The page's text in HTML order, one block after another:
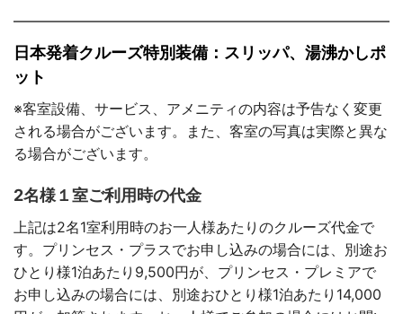
日本発着クルーズ特別装備：スリッパ、湯沸かしポ
ット
※客室設備、サービス、アメニティの内容は予告なく変更
される場合がございます。また、客室の写真は実際と異な
る場合がございます。
2名様１室ご利用時の代金
上記は2名1室利用時のお一人様あたりのクルーズ代金で
す。プリンセス・プラスでお申し込みの場合には、別途お
ひとり様1泊あたり9,500円が、プリンセス・プレミアで
お申し込みの場合には、別途おひとり様1泊あたり14,000